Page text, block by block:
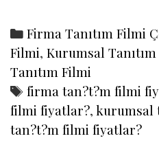
Tanıtım
Filmi
Fiyatları
Categories
Firma Tanıtım Filmi
Filmi, Kurumsal
Tanıtım Filmi
Tags
firma tan?t?m filmi
filmi fiyatlar?, kurumsal
tan?t?m filmi fiyatlar?